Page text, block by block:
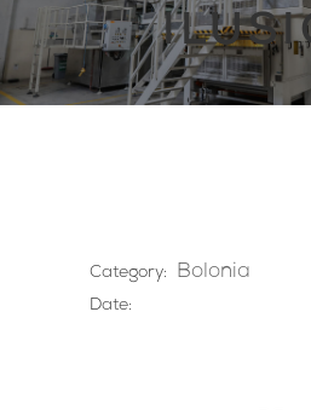
Category: Bolonia
Date: